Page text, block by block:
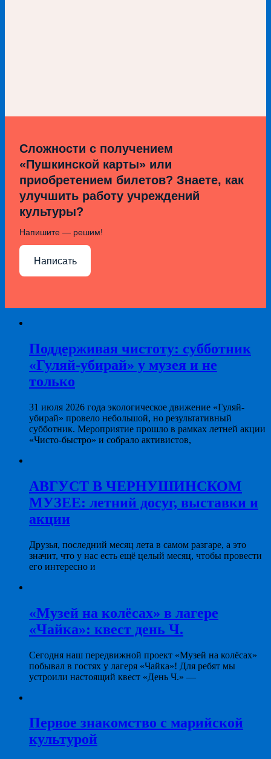
Сложности с получением
«Пушкинской карты» или
приобретением билетов? Знаете, как
улучшить работу учреждений
культуры?
Напишите — решим!
Написать
Поддерживая чистоту: субботник
«Гуляй-убирай» у музея и не
только
31 июля 2026 года экологическое движение «Гуляй-
убирай» провело небольшой, но результативный
субботник. Мероприятие прошло в рамках летней акции
«Чисто-быстро» и собрало активистов,
АВГУСТ В ЧЕРНУШИНСКОМ
МУЗЕЕ: летний досуг, выставки и
акции
Друзья, последний месяц лета в самом разгаре, а это
значит, что у нас есть ещё целый месяц, чтобы провести
его интересно и
«Музей на колёсах» в лагере
«Чайка»: квест день Ч.
Сегодня наш передвижной проект «Музей на колёсах»
побывал в гостях у лагеря «Чайка»! Для ребят мы
устроили настоящий квест «День Ч.» —
Первое знакомство с марийской
культурой